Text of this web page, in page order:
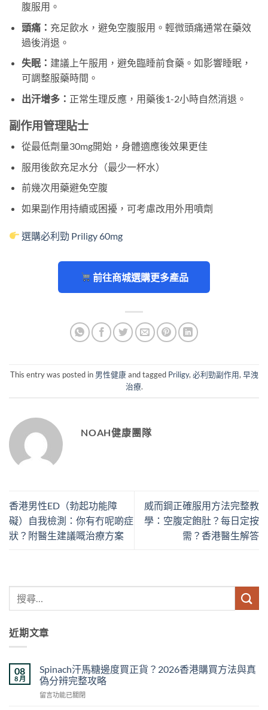
腹服用。
頭痛： 充足飲水，避免空腹服用。輕微頭痛通常在藥效
過後消退。
失眠： 建議上午服用，避免臨睡前食藥。如影響睡眠，
可調整服藥時間。
出汗增多： 正常生理反應，用藥後1-2小時自然消退。
副作用管理貼士
從最低劑量30mg開始，身體適應後效果更佳
服用後飲充足水分（最少一杯水）
前幾次用藥避免空腹
如果副作用持續或困擾，可考慮改用外用噴劑
選購必利勁 Priligy 60mg
前往商城選購更多產品
This entry was posted in 男性健康and tagged Priligy,必利勁副作用,早洩
治療.
NOAH健康團隊
香港男性ED（勃起功能障
礙）自我檢測：你有冇呢啲症
狀？附醫生建議嘅治療方案
威而鋼正確服用方法完整教
學：空腹定飽肚？每日定按
需？香港醫生解答
近期文章
08
8 月
Spinach汗馬糖邊度買正貨？2026香港購買方法與真
偽分辨完整攻略
在
留言功能已關閉